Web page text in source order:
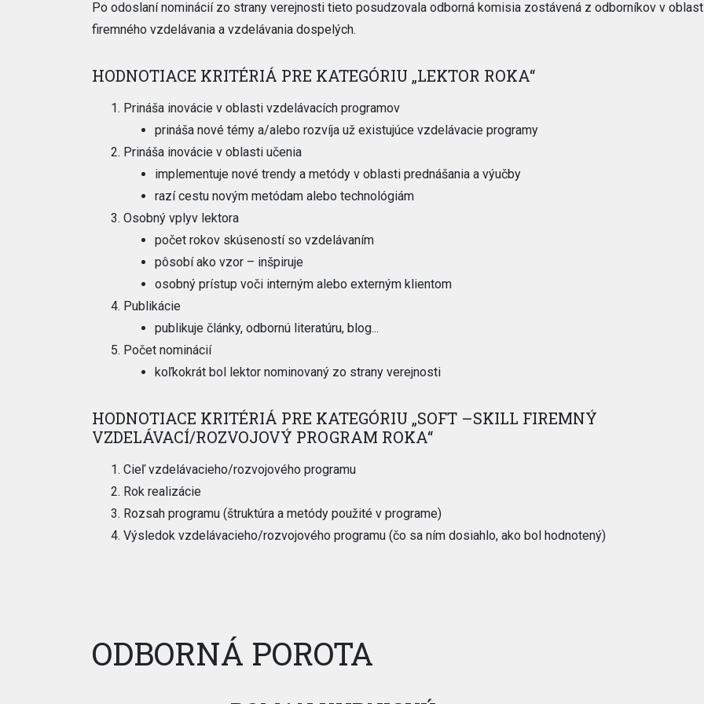
Po odoslaní nominácií zo strany verejnosti tieto posudzovala odborná komisia zostávená z odborníkov v
firemného vzdelávania a vzdelávania dospelých.
HODNOTIACE KRITÉRIÁ PRE KATEGÓRIU „LEKTOR ROKA“
Prináša inovácie v oblasti vzdelávacích programov
prináša nové témy a/alebo rozvíja už existujúce vzdelávacie programy
Prináša inovácie v oblasti učenia
implementuje nové trendy a metódy v oblasti prednášania a výučby
razí cestu novým metódam alebo technológiám
Osobný vplyv lektora
počet rokov skúseností so vzdelávaním
pôsobí ako vzor – inšpiruje
osobný prístup voči interným alebo externým klientom
Publikácie
publikuje články, odbornú literatúru, blog...
Počet nominácií
koľkokrát bol lektor nominovaný zo strany verejnosti
HODNOTIACE KRITÉRIÁ PRE KATEGÓRIU „SOFT –SKILL FIREMNÝ
VZDELÁVACÍ/ROZVOJOVÝ PROGRAM ROKA“
Cieľ vzdelávacieho/rozvojového programu
Rok realizácie
Rozsah programu (štruktúra a metódy použité v programe)
Výsledok vzdelávacieho/rozvojového programu (čo sa ním dosiahlo, ako bol hodnotený)
ODBORNÁ POROTA